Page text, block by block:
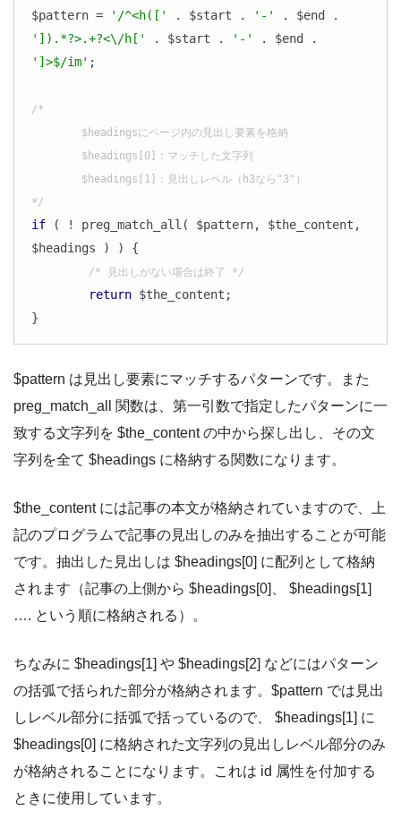
$pattern = '/^<h([' . $start . '-'
']).*?>.+?<\/h['
. $start . '-'
']>$/im' ;
/*
*/
if ( ! preg_match_all( $pattern, $the_content,
$headings ) ) {
/* 見出しがない場合は終了 */
return $the_content;
}
$pattern は見出し要素にマッチするパターンです。また
preg_match_all 関数は、第一引数で指定したパターンに一
致する文字列を $the_content の中から探し出し、その文
字列を全て $headings に格納する関数になります。
$the_content には記事の本文が格納されていますので、上
記のプログラムで記事の見出しのみを抽出することが可能
です。抽出した見出しは $headings[0] に配列として格納
されます（記事の上側から $headings[0]、 $headings[1]
…. という順に格納される）。
ちなみに $headings[1] や $headings[2] などにはパターン
の括弧で括られた部分が格納されます。$pattern では見出
しレベル部分に括弧で括っているので、 $headings[1] に
$headings[0] に格納された文字列の見出しレベル部分のみ
が格納されることになります。これは id 属性を付加する
ときに使用しています。